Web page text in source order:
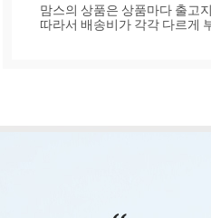
맘스의 상품은 상품마다 출고
따라서 배송비가 각각 다르게